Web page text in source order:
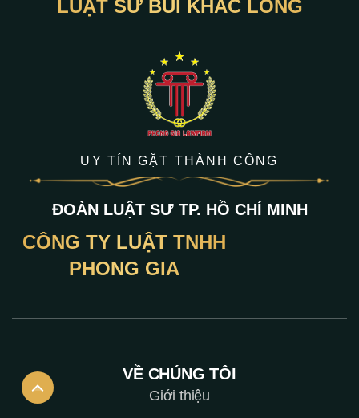
LUẬT SƯ BÙI KHẮC LONG
UY TÍN GẶT THÀNH CÔNG
ĐOÀN LUẬT SƯ TP. HỒ CHÍ MINH
CÔNG TY LUẬT TNHH
PHONG GIA
VỀ CHÚNG TÔI
Giới thiệu